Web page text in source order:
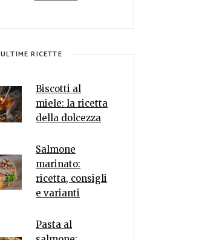
ULTIME RICETTE
Biscotti al
miele: la ricetta
della dolcezza
Salmone
marinato:
ricetta, consigli
e varianti
Pasta al